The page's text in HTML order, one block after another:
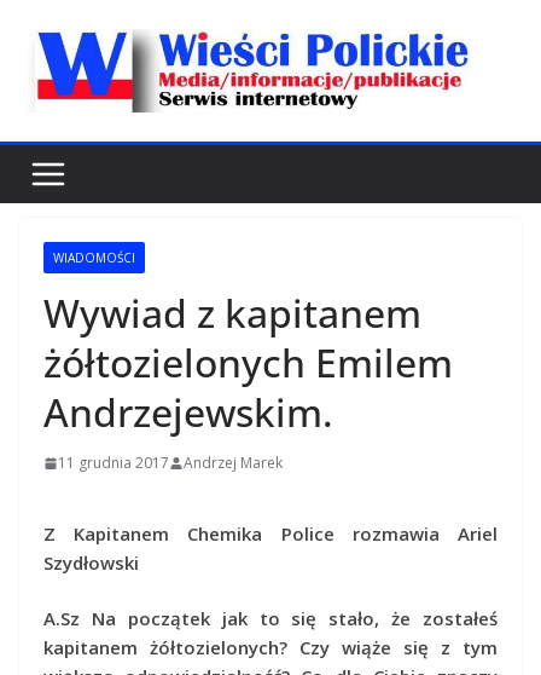
WIADOMOŚCI
Wywiad z kapitanem
żółtozielonych Emilem
Andrzejewskim.
11 grudnia 2017 Andrzej Marek
Z Kapitanem Chemika Police rozmawia Ariel
Szydłowski
A.Sz Na początek jak to się stało, że zostałeś
kapitanem żółtozielonych? Czy wiąże się z tym